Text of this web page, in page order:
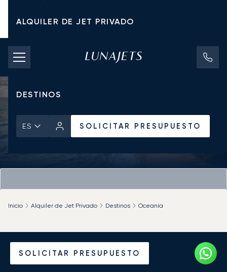
ALQUILER DE JET PRIVADO
TARIFAS DE CHÁRTER
JETS PRIVADOS
DESTINOS
ES SOLICITAR PRESUPUESTO
SOLICITAR PRESUPUESTO
Inicio Alquiler de Jet Privado Destinos Oceanía
Alquile un Jet Privado en
Australia